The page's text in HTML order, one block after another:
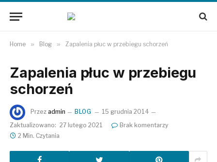
Home » Blog » Zapalenia płuc w przebiegu schorzeń
Zapalenia płuc w przebiegu
schorzeń
Przez admin BLOG
15 grudnia 2014
Zaktualizowano: 27 lutego 2021
Brak komentarzy
2 Min. Czytania